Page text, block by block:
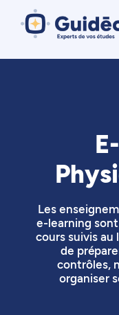
contenu
Les
e-learning
cours suivis au
de
contrôles,
organiser